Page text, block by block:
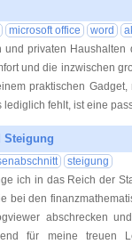
microsoft office word
und privaten
und die inzwischen
praktischen
fehlt, ist eine
Steigung
steigung
ich in das Reich der
bei den
abschrecken
für meine treuen